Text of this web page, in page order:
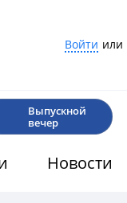
Войти или
Выпускной
вечер
Новости